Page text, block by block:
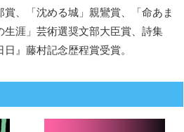
、「沈める城」親鸞賞、「命あま
生涯」芸術選奨文部大臣賞、詩集
日』藤村記念歴程賞受賞。